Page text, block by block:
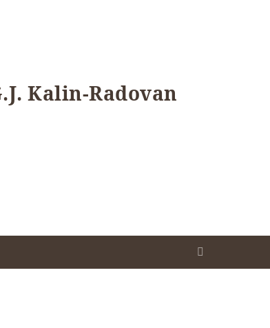
Kalin-Radovan